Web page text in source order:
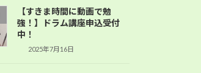
【すきま時間に動画で勉
強！】ドラム講座申込受付
中！
2025年7月16日